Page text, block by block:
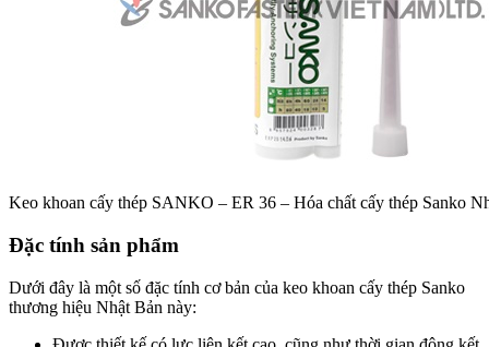
Keo khoan cấy thép SANKO – ER 36 – Hóa chất cấy thép Sanko
Đặc tính sản phẩm
Dưới đây là một số đặc tính cơ bản của keo khoan cấy thép Sanko
thương hiệu Nhật Bản này: